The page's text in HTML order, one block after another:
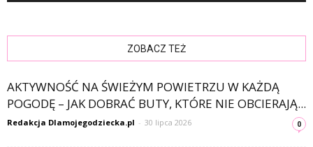
ZOBACZ TEŻ
AKTYWNOŚĆ NA ŚWIEŻYM POWIETRZU W KAŻDĄ
POGODĘ – JAK DOBRAĆ BUTY, KTÓRE NIE OBCIERAJĄ...
Redakcja Dlamojegodziecka.pl - 30 lipca 2026 0